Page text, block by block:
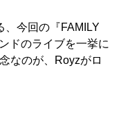
、今回の『FAMILY
ドのライブを一挙に
なのが、Royzがロ